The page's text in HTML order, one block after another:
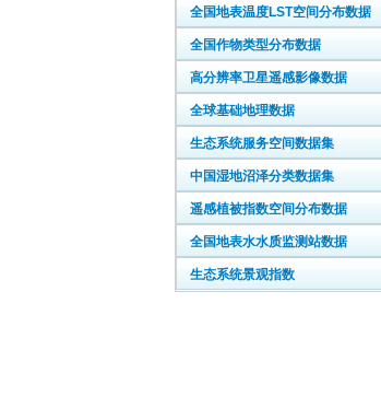
全国地表温度LST空间分布数据
全国作物类型分布数据
高分辨率卫星遥感影像数据
全球基础地理数据
生态系统服务空间数据集
中国湿地沼泽分类数据集
遥感植被指数空间分布数据
全国地表水水质监测站数据
生态系统景观指数